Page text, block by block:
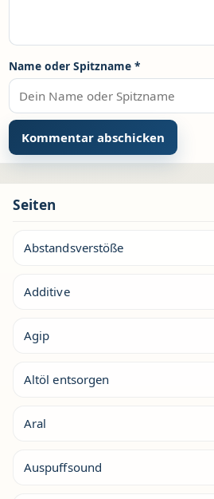
Name oder Spitzname *
Seiten
Abstandsverstöße
Additive
Agip
Altöl entsorgen
Aral
Auspuffsound